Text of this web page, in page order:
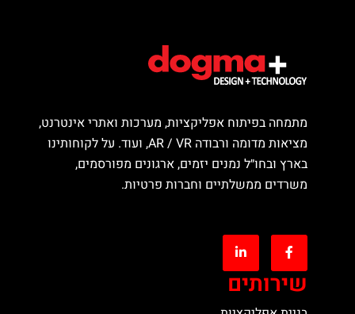
מתמחה בפיתוח אפליקציות, מערכות ואתרי אינטרנט,
מציאות מדומה ורבודה AR / VR, ועוד. על לקוחותינו
בארץ ובחו״ל נמנים יזמים, ארגונים מפורסמים,
משרדים ממשלתיים וחברות פרטיות.
שירותים